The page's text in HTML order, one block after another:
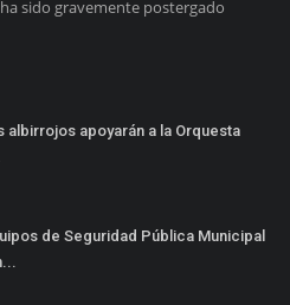
sido gravemente postergado
albirrojos apoyarán a la Orquesta
de Seguridad Pública Municipal